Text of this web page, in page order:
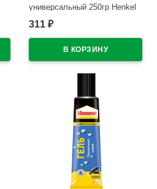
универсальный 250гр Henkel
арт.1960505
311 ₽